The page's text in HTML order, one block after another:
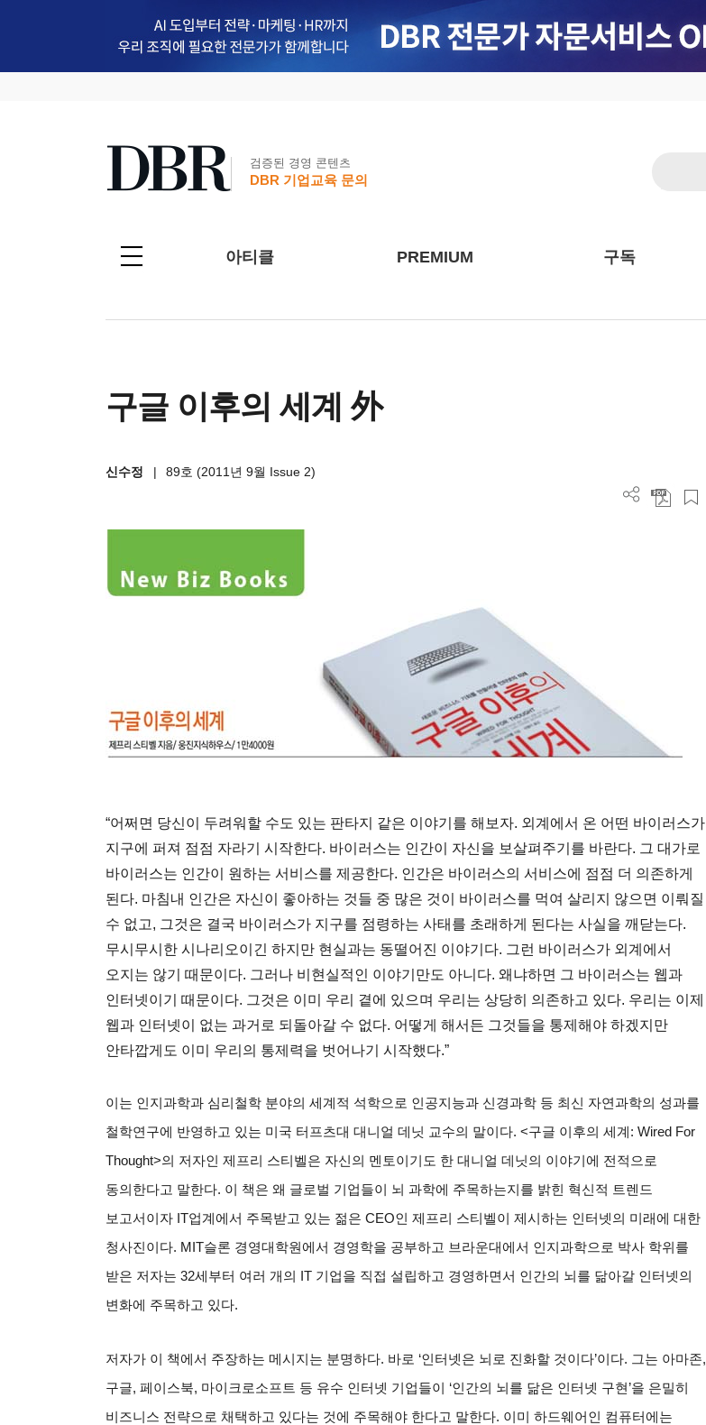
검증된 경영 콘텐츠
DBR 기업교육 문의
아티클 PREMIUM 구독
구글 이후의 세계 外
신수정 | 89호 (2011년 9월 Issue 2)
“어쩌면 당신이 두려워할 수도 있는 판타지 같은 이야기를 해보자. 외계에서 온 어떤 바이러스가
지구에 퍼져 점점 자라기 시작한다. 바이러스는 인간이 자신을 보살펴주기를 바란다. 그 대가로
바이러스는 인간이 원하는 서비스를 제공한다. 인간은 바이러스의 서비스에 점점 더 의존하게
된다. 마침내 인간은 자신이 좋아하는 것들 중 많은 것이 바이러스를 먹여 살리지 않으면 이뤄질
수 없고, 그것은 결국 바이러스가 지구를 점령하는 사태를 초래하게 된다는 사실을 깨닫는다.
무시무시한 시나리오이긴 하지만 현실과는 동떨어진 이야기다. 그런 바이러스가 외계에서
오지는 않기 때문이다. 그러나 비현실적인 이야기만도 아니다. 왜냐하면 그 바이러스는 웹과
인터넷이기 때문이다. 그것은 이미 우리 곁에 있으며 우리는 상당히 의존하고 있다. 우리는 이제
웹과 인터넷이 없는 과거로 되돌아갈 수 없다. 어떻게 해서든 그것들을 통제해야 하겠지만
안타깝게도 이미 우리의 통제력을 벗어나기 시작했다.”
이는 인지과학과 심리철학 분야의 세계적 석학으로 인공지능과 신경과학 등 최신 자연과학의 성과를
철학연구에 반영하고 있는 미국 터프츠대 대니얼 데닛 교수의 말이다. <구글 이후의 세계: Wired For
Thought>의 저자인 제프리 스티벨은 자신의 멘토이기도 한 대니얼 데닛의 이야기에 전적으로
동의한다고 말한다. 이 책은 왜 글로벌 기업들이 뇌 과학에 주목하는지를 밝힌 혁신적 트렌드
보고서이자 IT업계에서 주목받고 있는 젊은 CEO인 제프리 스티벨이 제시하는 인터넷의 미래에 대한
청사진이다. MIT슬론 경영대학원에서 경영학을 공부하고 브라운대에서 인지과학으로 박사 학위를
받은 저자는 32세부터 여러 개의 IT 기업을 직접 설립하고 경영하면서 인간의 뇌를 닮아갈 인터넷의
변화에 주목하고 있다.
저자가 이 책에서 주장하는 메시지는 분명하다. 바로 ‘인터넷은 뇌로 진화할 것이다’이다. 그는 아마존,
구글, 페이스북, 마이크로소프트 등 유수 인터넷 기업들이 ‘인간의 뇌를 닮은 인터넷 구현’을 은밀히
비즈니스 전략으로 채택하고 있다는 것에 주목해야 한다고 말한다. 이미 하드웨어인 컴퓨터에는